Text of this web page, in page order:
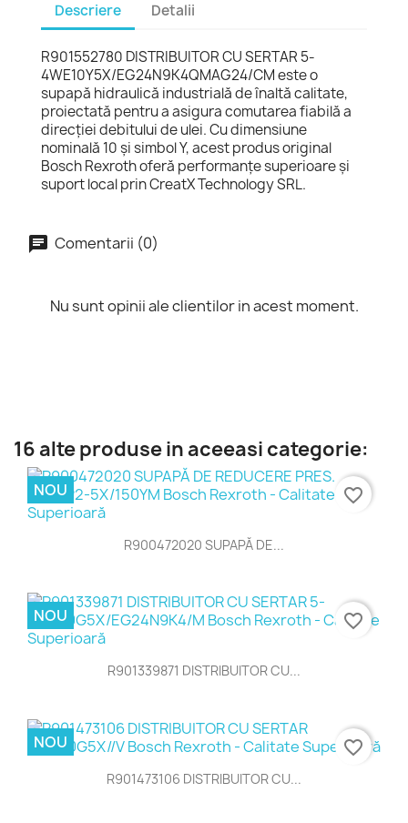
Descriere Detalii
R901552780 DISTRIBUITOR CU SERTAR 5-
4WE10Y5X/EG24N9K4QMAG24/CM este o
supapă hidraulică industrială de înaltă calitate,
proiectată pentru a asigura comutarea fiabilă a
direcției debitului de ulei. Cu dimensiune
nominală 10 și simbol Y, acest produs original
Bosch Rexroth oferă performanțe superioare și
suport local prin CreatX Technology SRL.
Comentarii (0)
Nu sunt opinii ale clientilor in acest moment.
16 alte produse in aceeasi categorie:
R900472020 SUPAPĂ DE...
NOU favorite_border
R901339871 DISTRIBUITOR CU...
NOU favorite_border
R901473106 DISTRIBUITOR CU...
NOU favorite_border